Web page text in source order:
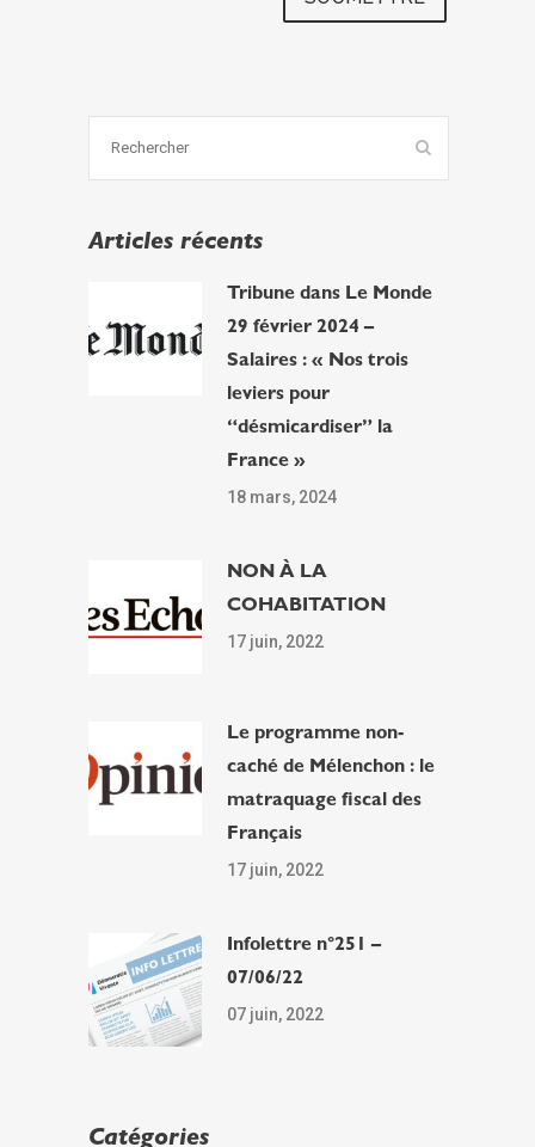
Articles récents
Tribune dans Le Monde
29 février 2024 –
Salaires : « Nos trois
leviers pour
“désmicardiser” la
France »
18 mars, 2024
NON À LA
COHABITATION
17 juin, 2022
Le programme non-
caché de Mélenchon : le
matraquage fiscal des
Français
17 juin, 2022
Infolettre n°251 –
07/06/22
07 juin, 2022
Catégories